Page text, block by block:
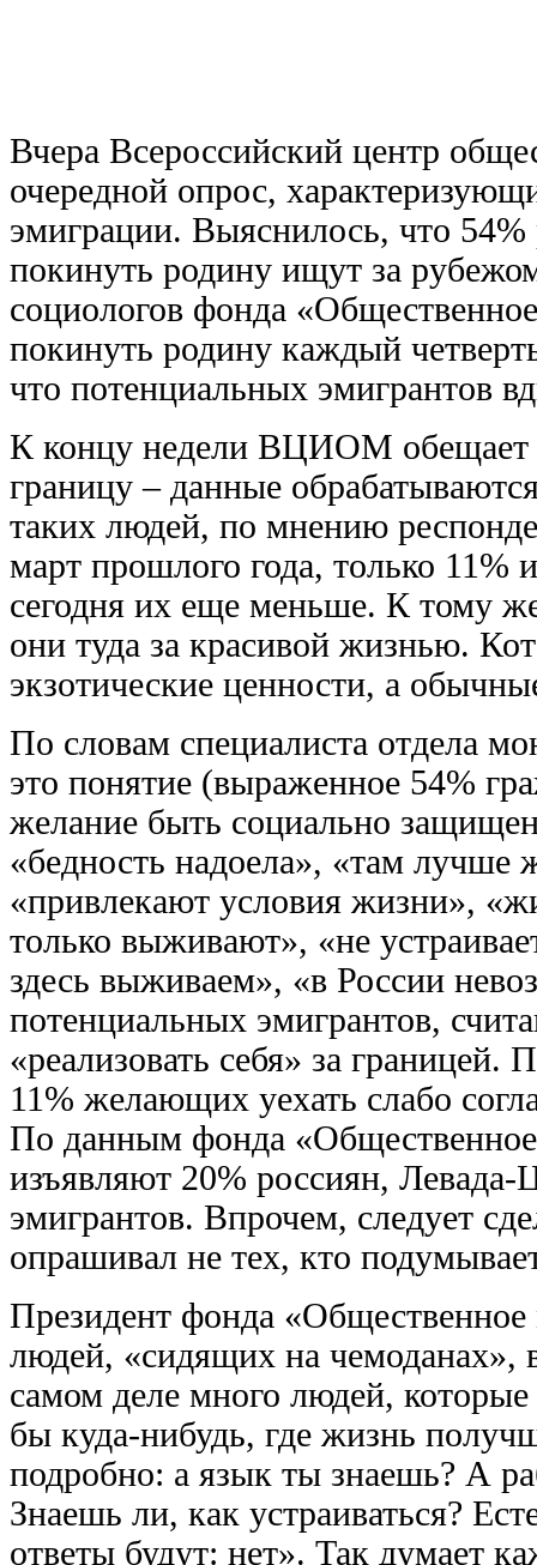
Вчера Всероссийский центр
очередной опрос,
эмиграции. Выяснилось, что
покинуть родину ищут за
социологов фонда
покинуть родину каждый
что потенциальных эмигрантов
К концу недели ВЦИОМ обещает
границу – данные
таких людей, по мнению
март прошлого года, только 11%
сегодня их еще меньше. К тому
они туда за красивой жизнью.
экзотические ценности, а
По словам специалиста отдела
это понятие (выраженное 54%
желание быть социально
«бедность надоела», «там
«привлекают условия жизни»,
только выживают», «не
здесь выживаем», «в России
потенциальных эмигрантов,
«реализовать себя» за
11% желающих уехать слабо
По данным фонда «Общественное
изъявляют 20% россиян,
эмигрантов. Впрочем, следует
опрашивал не тех, кто
Президент фонда
людей, «сидящих на чемоданах»,
самом деле много людей,
бы куда-нибудь, где жизнь
подробно: а язык ты знаешь? А
Знаешь ли, как устраиваться?
ответы будут: нет». Так думает